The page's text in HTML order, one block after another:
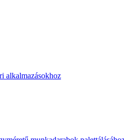
alkalmazásokhoz